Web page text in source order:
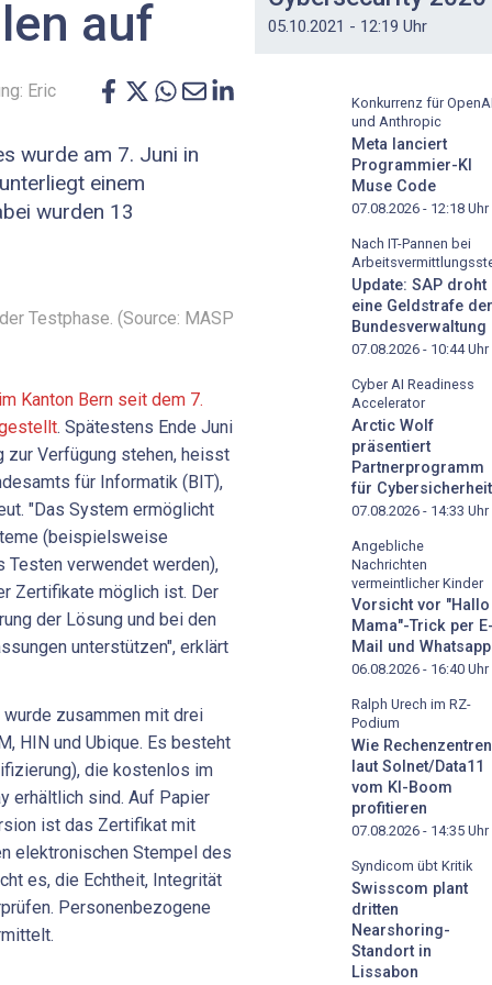
auf
Eric
wurde am 7. Juni in
einem
wurden 13
Testphase. (Source: MASP
Kanton Bern seit dem 7.
. Spätestens Ende Juni
Verfügung stehen, heisst
für Informatik (BIT),
"Das System ermöglicht
(beispielsweise
Testen verwendet werden),
Zertifikate möglich ist. Der
der Lösung und bei den
unterstützen", erklärt
zusammen mit drei
HIN und Ubique. Es besteht
die kostenlos im
erhältlich sind. Auf Papier
ist das Zertifikat mit
elektronischen Stempel des
es, die Echtheit, Integrität
Personenbezogene
05.10.2021 - 12:19 Uhr
Konkurrenz für
und Anthropic
Meta lanciert
Programmier-KI
Muse Code
07.08.2026 - 12:18 Uhr
Nach IT-Pannen bei
Update: SAP droht
eine Geldstrafe der
Bundesverwaltung
07.08.2026 - 10:44Uhr
Cyber AI Readiness
Accelerator
Arctic Wolf
präsentiert
Partnerprogramm
für Cybersicherheit
07.08.2026 - 14:33 Uhr
Angebliche
Nachrichten
vermeintlicher Kinder
Vorsicht vor "Hallo
Mama"-Trick per
Mail und Whatsapp
06.08.2026 - 16:40 Uhr
Ralph Urech im RZ-
Podium
Wie Rechenzentren
laut Solnet/Data11
vom KI-Boom
profitieren
07.08.2026 - 14:35 Uhr
Syndicom übt Kritik
Swisscom plant
dritten
Nearshoring-
Standort in
Lissabon